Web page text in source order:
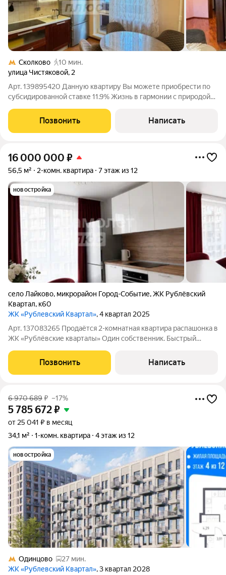
Сколково
10 мин.
улица Чистяковой, 2
Арт. 139895420 Данную квартиру Вы можете приобрести по
субсидированной ставке 11.9% Жизнь в гармонии с природой
начинается не с шума мегаполиса, а с пения птиц и свежего
воздуха векового леса. Ваша
Позвонить Написать
16 000 000 ₽
56,5 м² 2-комн. квартира 7 этаж из 12
новостройка
село Лайково, микрорайон Город-Событие,ЖК Рублёвский
Квартал, к60
ЖК «Рублевский Квартал», 4 квартал 2025
Арт. 137083265 Продаётся 2-комнатная квартира распашонка в
ЖК «Рублёвские кварталы» Один собственник. Быстрый
Квартира полностью готова к проживанию. Характеристики
квартирыПлощадь: 56,5 м Этаж:
Позвонить Написать
6 970 689₽ –17%
5 785 672₽
от 25 041 ₽ в месяц
34,1 м²
1-комн. квартира 4 этаж из 12
новостройка
Одинцово
27 мин.
ЖК «Рублевский Квартал», 3 квартал 2028